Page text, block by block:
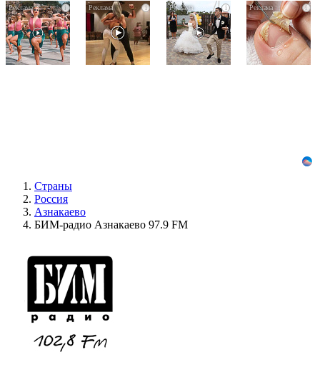
i
Ржу
переставая,
это
i
Ролик
длится
пару
секунд,
но
i
Этот
танец
невесты
оставит
вас
i
Страны
Россия
Азнакаево
БИМ-радио Азнакаево 97.9 FM